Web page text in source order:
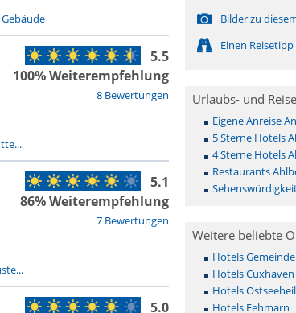
8 Bewertungen
5.5
100% Weiterempfehlung
7 Bewertungen
5.1
86% Weiterempfehlung
5.0
Bilder zu
Einen
Urlaubs- und
Eigene Anreise
5 Sterne Hotels
4 Sterne Hotels
Restaurants
Weitere beliebte
Hotels
Hotels Cuxhaven
Hotels
Hotels Fehmarn